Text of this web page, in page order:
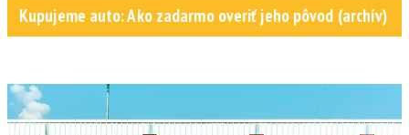
Kupujeme auto: Ako zadarmo overiť jeho pôvod (archív)